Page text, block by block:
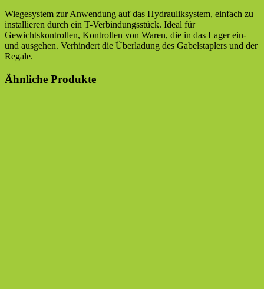
Wiegesystem zur Anwendung auf das Hydrauliksystem, einfach zu
installieren durch ein T-Verbindungsstück. Ideal für
Gewichtskontrollen, Kontrollen von Waren, die in das Lager ein-
und ausgehen. Verhindert die Überladung des Gabelstaplers und der
Regale.
Ähnliche Produkte